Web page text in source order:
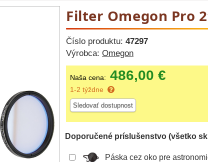
Filter Omegon Pro
Číslo produktu: 47297
Výrobca: Omegon
Naša cena: 486,00 €
1-2 týždne
Sledovať dostupnost
Doporučené príslušenstvo (všetko
Páska cez oko pre